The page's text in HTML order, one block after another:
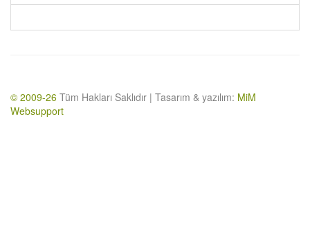
© 2009-26 Tüm Hakları Saklıdır | Tasarım & yazılım: MiM
Websupport